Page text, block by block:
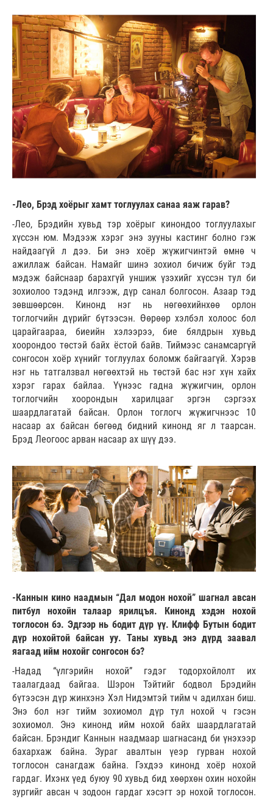
-Лео, Брэд хоёрыг хамт тоглуулах санаа яаж гарав?
-Лео, Брэдийн хувьд тэр хоёрыг кинондоо тоглуулахыг
хүссэн юм. Мэдээж хэрэг энэ зууны кастинг болно гэж
найдаагүй л дээ. Би энэ хоёр жүжигчинтэй өмнө ч
ажиллаж байсан. Намайг шинэ зохиол бичиж буйг тэд
мэдэж байснаар барахгүй уншиж үзэхийг хүссэн тул би
зохиолоо тэдэнд илгээж, дүр санал болгосон. Азаар тэд
зөвшөөрсөн. Кинонд нэг нь нөгөөхийнхөө орлон
тоглогчийн дүрийг бүтээсэн. Өөрөөр хэлбэл холоос бол
царайгаараа, биеийн хэлээрээ, бие бялдрын хувьд
хоорондоо төстэй байх ёстой байв. Тиймээс санамсаргүй
сонгосон хоёр хүнийг тоглуулах боломж байгаагүй. Хэрэв
нэг нь татгалзвал нөгөөхтэй нь төстэй бас нэг хүн хайх
хэрэг гарах байлаа. Үүнээс гадна жүжигчин, орлон
тоглогчийн хоорондын харилцааг эргэн сэргээх
шаардлагатай байсан. Орлон тоглогч жүжигчнээс 10
насаар ах байсан бөгөөд бидний кинонд яг л таарсан.
Брэд Леогоос арван насаар ах шүү дээ.
-Каннын кино наадмын “Дал модон нохой” шагнал авсан
питбул нохойн талаар ярилцъя. Кинонд хэдэн нохой
тоглосон бэ. Эдгээр нь бодит дүр үү. Клифф Бутын бодит
дүр нохойтой байсан уу. Таны хувьд энэ дүрд заавал
яагаад ийм нохойг сонгосон бэ?
-Надад “үлгэрийн нохой” гэдэг тодорхойлолт их
таалагдаад байгаа. Шэрон Тэйтийг бодвол Брэдийн
бүтээсэн дүр жинхэнэ Хэл Нидэмтэй тийм ч адилхан биш.
Энэ бол нэг тийм зохиомол дүр тул нохой ч гэсэн
зохиомол. Энэ кинонд ийм нохой байх шаардлагатай
байсан. Брэндиг Каннын наадмаар шагнасанд би үнэхээр
бахархаж байна. Зураг авалтын үеэр гурван нохой
тоглосон санагдаж байна. Гэхдээ кинонд хоёр нохой
гардаг. Ихэнх үед буюу 90 хувьд бид хөөрхөн охин нохойн
зургийг авсан ч зодоон гардаг хэсэгт эр нохой тоглосон.